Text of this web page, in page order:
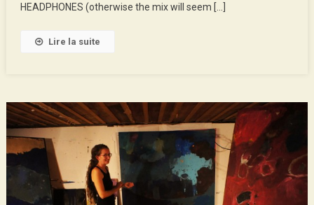
HEADPHONES (otherwise the mix will seem […]
Lire la suite